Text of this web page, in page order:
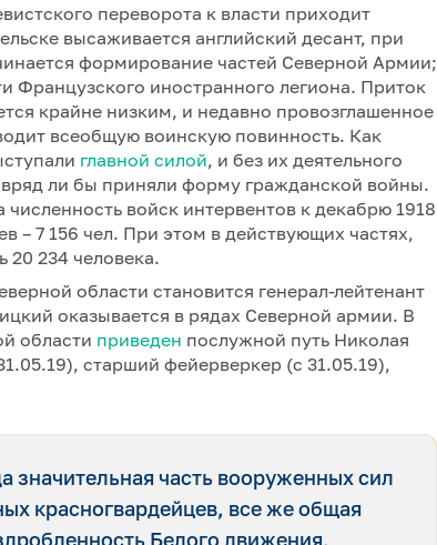
переворота к власти приходит
высаживается английский десант, при
формирование частей Северной Армии;
Французского иностранного легиона. Приток
крайне низким, и недавно провозглашенное
всеобщую воинскую повинность. Как
главной силой, и без их деятельного
ли бы приняли форму гражданской войны.
войск интервентов к декабрю 1918
– 7 156 чел. При этом в действующих частях,
20 234 человека.
области становится генерал-лейтенант
оказывается в рядах Северной армии. В
области приведен послужной путь Николая
старший фейерверкер (с 31.05.19),
значительная часть вооруженных сил
красногвардейцев, все же общая
Белого движения,